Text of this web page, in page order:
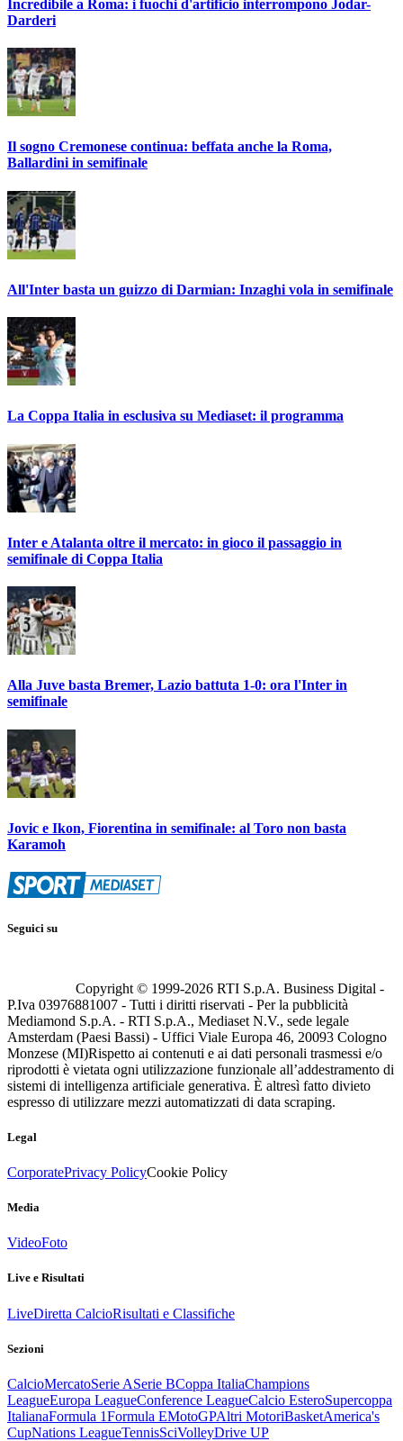
Incredibile a Roma: i fuochi d'artificio interrompono Jodar-
Darderi
Il sogno Cremonese continua: beffata anche la Roma,
Ballardini in semifinale
All'Inter basta un guizzo di Darmian: Inzaghi vola in semifinale
La Coppa Italia in esclusiva su Mediaset: il programma
Inter e Atalanta oltre il mercato: in gioco il passaggio in
semifinale di Coppa Italia
Alla Juve basta Bremer, Lazio battuta 1-0: ora l'Inter in
semifinale
Jovic e Ikon, Fiorentina in semifinale: al Toro non basta
Karamoh
Seguici su
Copyright © 1999-2026 RTI S.p.A. Business Digital -
P.Iva 03976881007 - Tutti i diritti riservati - Per la pubblicità
Mediamond S.p.A. - RTI S.p.A., Mediaset N.V., sede legale
Amsterdam (Paesi Bassi) - Uffici Viale Europa 46, 20093 Cologno
Monzese (MI)Rispetto ai contenuti e ai dati personali trasmessi e/o
riprodotti è vietata ogni utilizzazione funzionale all’addestramento di
sistemi di intelligenza artificiale generativa. È altresì fatto divieto
espresso di utilizzare mezzi automatizzati di data scraping.
Legal
CorporatePrivacy PolicyCookie Policy
Media
VideoFoto
Live e Risultati
LiveDiretta CalcioRisultati e Classifiche
Sezioni
CalcioMercatoSerie ASerie BCoppa ItaliaChampions
LeagueEuropa LeagueConference LeagueCalcio EsteroSupercoppa
ItalianaFormula 1Formula EMotoGPAltri MotoriBasketAmerica's
CupNations LeagueTennisSciVolleyDrive UP